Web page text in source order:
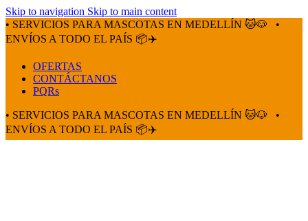
Skip to navigation Skip to main content
• SERVICIOS PARA MASCOTAS EN MEDELLÍN 🐱🐶
•
ENVÍOS A TODO EL PAÍS 📦✈️
OFERTAS
CONTÁCTANOS
PQRs
• SERVICIOS PARA MASCOTAS EN MEDELLÍN 🐱🐶
•
ENVÍOS A TODO EL PAÍS 📦✈️